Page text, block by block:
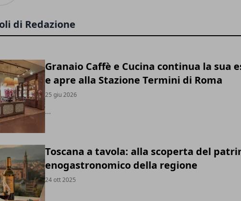
di Redazione
Granaio Caffè e Cucina continua la sua
e apre alla Stazione Termini di Roma
25 giu 2026
...
Toscana a tavola: alla scoperta del
enogastronomico della regione
24 ott 2025